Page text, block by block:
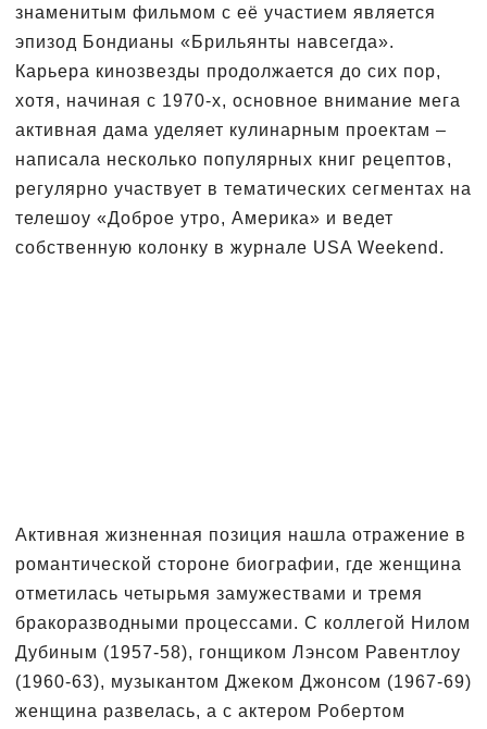
знаменитым фильмом с её участием является
эпизод Бондианы «Брильянты навсегда».
Карьера кинозвезды продолжается до сих пор,
хотя, начиная с 1970-х, основное внимание мега
активная дама уделяет кулинарным проектам –
написала несколько популярных книг рецептов,
регулярно участвует в тематических сегментах на
телешоу «Доброе утро, Америка» и ведет
собственную колонку в журнале USA Weekend.
Активная жизненная позиция нашла отражение в
романтической стороне биографии, где женщина
отметилась четырьмя замужествами и тремя
бракоразводными процессами. С коллегой Нилом
Дубиным (1957-58), гонщиком Лэнсом Равентлоу
(1960-63), музыкантом Джеком Джонсом (1967-69)
женщина развелась, а с актером Робертом